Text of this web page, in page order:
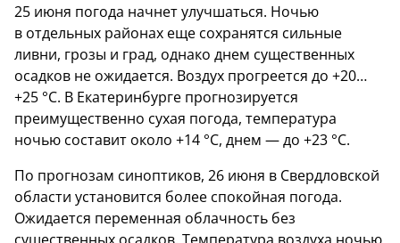
25 июня погода начнет улучшаться. Ночью
в отдельных районах еще сохранятся сильные
ливни, грозы и град, однако днем существенных
осадков не ожидается. Воздух прогреется до +20…
+25 °C. В Екатеринбурге прогнозируется
преимущественно сухая погода, температура
ночью составит около +14 °C, днем — до +23 °C.
По прогнозам синоптиков, 26 июня в Свердловской
области установится более спокойная погода.
Ожидается переменная облачность без